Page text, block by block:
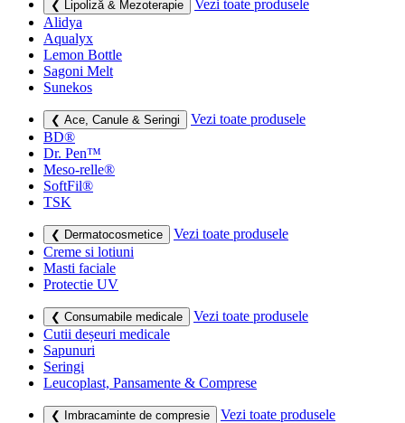
❮ Lipoliză & Mezoterapie
Vezi toate produsele
Alidya
Aqualyx
Lemon Bottle
Sagoni Melt
Sunekos
❮ Ace, Canule & Seringi
Vezi toate produsele
BD®
Dr. Pen™
Meso-relle®
SoftFil®
TSK
❮ Dermatocosmetice
Vezi toate produsele
Creme si lotiuni
Masti faciale
Protectie UV
❮ Consumabile medicale
Vezi toate produsele
Cutii deșeuri medicale
Sapunuri
Seringi
Leucoplast, Pansamente & Comprese
❮ Imbracaminte de compresie
Vezi toate produsele